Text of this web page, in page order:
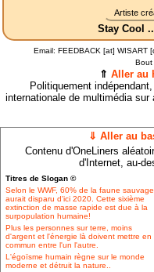
Artiste
Stay Cool
Email: FEEDBACK [at] WISART
Bout
⇑ Aller au
Politiquement
internationale de multimédia
⇓ Aller au
Contenu d'OneLiners
d'Internet, au-
Titres de Slogan ©
Selon le WWF, 60% de la faune sauvage
aurait disparu d'ici 2020. Cette sixième
extinction de masse rapide est due à la
surpopulation humaine!
Plus les personnes sur terre, moins
d'argent et l'énergie là doivent mettre en
commun entre l'un l'autre.
L'égoïsme humain règne sur le monde
moderne et détruit la nature..